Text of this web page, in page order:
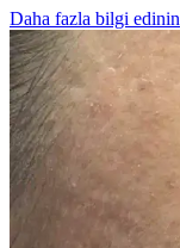
Daha fazla bilgi edinin